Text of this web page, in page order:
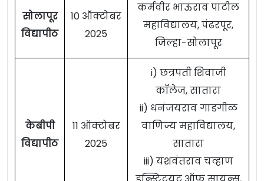
सोलापूर
विद्यापीठ
10 ऑक्टोबर
2025
कर्मवीर भाऊराव पाटील
महाविद्यालय, पंढरपूर,
जिल्हा-सोलापूर
केबीपी
विद्यापीठ
11 ऑक्टोबर
2025
i) छत्रपती शिवाजी
कॉलेज, सातारा
ii) धनंजयराव गाडगीळ
वाणिज्य महाविद्यालय,
सातारा
iii) यशवंतराव चव्हाण